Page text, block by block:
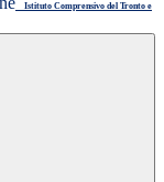
Istituto Comprensivo del Tronto e